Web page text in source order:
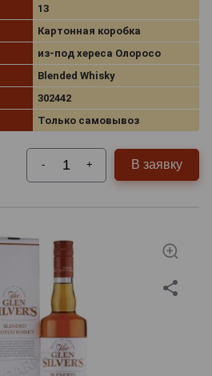
13
Картонная коробка
из-под хереса Олоросо
Blended Whisky
302442
Только самовывоз
- + В заявку